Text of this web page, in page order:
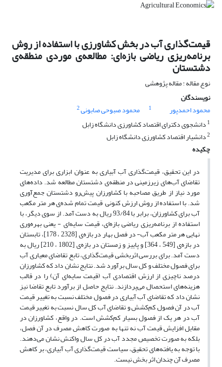
قیمت‌گذاری آب در بخش کشاورزی با استفاده از روش
برنامه‌ریزی ریاضی بازه‌ای: مطالعه‌ی موردی منطقه‌ی
دشتستان
نوع مقاله : مقاله پژوهشی
نویسندگان
محمود احمدپور
1 محمود صبوحی صابونی2
1 دانشجوی دکترای اقتصاد کشاورزی دانشگاه زابل
2دانشیار اقتصاد کشاورزی دانشگاه زابل
چکیده
در این تحقیق، قیمت‌گذاری آب آبیاری به عنوان ابزاری برای مدیریت
تقاضای آب‌های زیرزمینی در منطقه‌ی دشتستان مطالعه شد. داده‌های
مورد نیاز از طریق مصاحبه با کشاورزان پیش‌رو دشتستان جمع‌آوری
شد. با استفاده از روش ارزش کنونی قیمت تمام شده‌ی هر متر مکعب
آب برای کشاورزان، برابر با 93/84 ریال به دست آمد. از سوی دیگر، با
استفاده از برنامه‌ریزی ریاضی بازه‌ای، قیمت سایه‌ای - یعنی بهره‌وری
نهایی هر متر مکعب آب- در فصل بهار در بازه‌ی [2328 ، 178]، تابستان
در بازه‌ی [549 ، 364] و پاییز و زمستان در بازه‌‌ی [1802 ، 210] ریال به
دست آمد. برای بررسی اثربخشی قیمت‌گذاری، تابع تقاضای معیاری آب
برای فصول مختلف و کل سال برآورد شد. نتایج نشان داد که کشاورزان
درصد ناچیزی از ارزش اقتصادی آب (قیمت سایه‌ای آن) را در قالب
هزینه‌های استحصال می‌پردازند. نتایج حاصل از برآورد تابع تقاضا نیز
نشان داد که تقاضای آب آبیاری در فصول مختلف نسبت به تغییر قیمت
آب در آن فصول کم‌کشش و تقاضای آب کل سال نسبت به تغییر قیمت
آب در هر یک از فصول بسیار کم‌کشش است. در واقع، کشاورزان در
مقابل افزایش قیمت آب نه تنها به صورت کاهش مصرف در آن فصل،
بلکه به صورت تخصیص مجدد آب در کل سال واکنش نشان می‌دهند.
با توجه به یافته‌های تحقیق، سیاست قیمت‌گذاری آب آبیاری، بر کاهش
مصرف آن چندان اثر بخش نیست.